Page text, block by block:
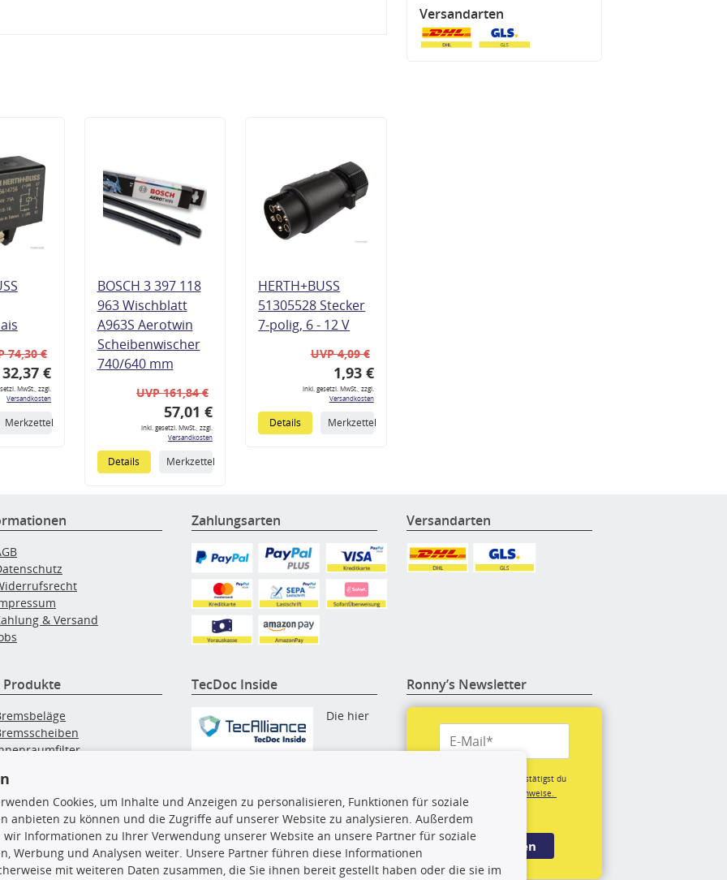
74,30 €
32,37 €
MwSt., zzgl.
Versandkosten
Merkzettel
BOSCH 3 397 118
963 Wischblatt
A963S Aerotwin
Scheibenwischer
740/640 mm
UVP 161,84 €
57,01 €
inkl. gesetzl. MwSt., zzgl.
Versandkosten
Details Merkzettel
HERTH+BUSS
51305528 Stecker
7-polig, 6 - 12 V
UVP 4,09 €
1,93 €
inkl. gesetzl. MwSt., zzgl.
Versandkosten
Details Merkzettel
Versandarten
& Versand
Zahlungsarten Versandarten
Produkte TecDoc Inside
Die hier
unterlassen, die Daten oder die
gesamte Datenbank ohne vorherige
Zustimmung TecDocs zu
vervielfältigen, zu verbreiten
Ronny’s Newsletter
Mit der Anmeldung bestätigst du
Datenschutzhinweise.
(*Pflichtfeld)
Anmelden
Cookies, um Inhalte und Anzeigen zu personalisieren, Funktionen für soziale
anbieten zu können und die Zugriffe auf unserer Website zu analysieren. Außerdem
wir Informationen zu Ihrer Verwendung unserer Website an unsere Partner für soziale
Werbung und Analysen weiter. Unsere Partner führen diese Informationen
mit weiteren Daten zusammen, die Sie ihnen bereit gestellt haben oder die sie im